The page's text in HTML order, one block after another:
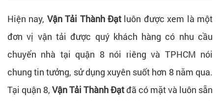
Hiện nay, Vận Tải Thành Đạt luôn được xem là một
đơn vị vận tải được quý khách hàng có nhu cầu
chuyển nhà tại quận 8 nói riêng và TPHCM nói
chung tin tưởng, sử dụng xuyên suốt hơn 8 năm qua.
Tại quận 8, Vận Tải Thành Đạt đã có mặt và luôn sẵn